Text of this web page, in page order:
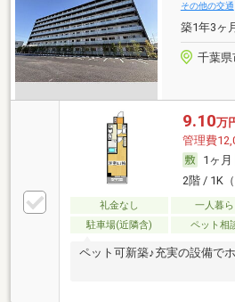
その他の交通
築1年3ヶ
千葉県
9.10万
管理費
1ヶ月
2階 / 1K
礼金なし 一人暮ら
駐車場(近隣含)
ペット相
ペット可新築♪充実の設備で